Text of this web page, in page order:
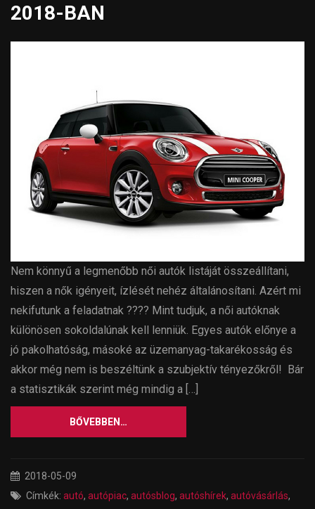
2018-BAN
Nem könnyű a legmenőbb női autók listáját összeállítani,
hiszen a nők igényeit, ízlését nehéz általánosítani. Azért mi
nekifutunk a feladatnak ???? Mint tudjuk, a női autóknak
különösen sokoldalúnak kell lenniük. Egyes autók előnye a
jó pakolhatóság, másoké az üzemanyag-takarékosság és
akkor még nem is beszéltünk a szubjektív tényezőkről! Bár
a statisztikák szerint még mindig a […]
BŐVEBBEN…
2018-05-09
Címkék: autó, autópiac, autósblog, autóshírek, autóvásárlás,